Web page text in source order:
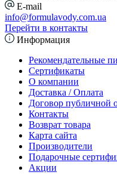
E-mail
info@formulavody.com.ua
Перейти в контакты
Информация
Рекомендательные
Сертификаты
О компании
Доставка / Оплата
Договор публичной
Контакты
Возврат товара
Карта сайта
Производители
Подарочные
Акции